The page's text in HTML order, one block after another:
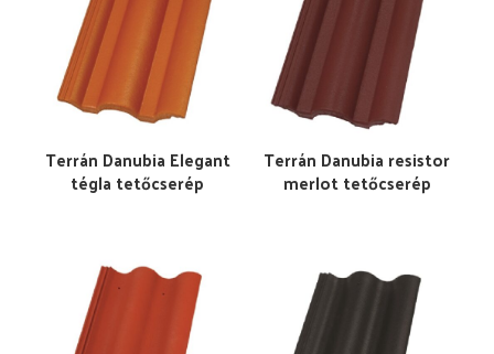
Terrán Danubia Elegant
tégla tetőcserép
Terrán Danubia resistor
merlot tetőcserép